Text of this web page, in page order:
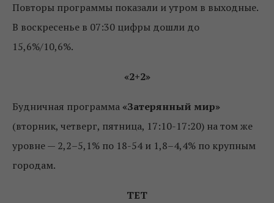
Повторы программы показали и утром в выходные.
В воскресенье в 07:30 цифры дошли до
15,6%/10,6%.
«2+2»
Будничная программа «Затерянный мир»
(вторник, четверг, пятница, 17:10-17:20) на том же
уровне — 2,2–5,1% по 18-54 и 1,8–4,4% по крупным
городам.
ТЕТ